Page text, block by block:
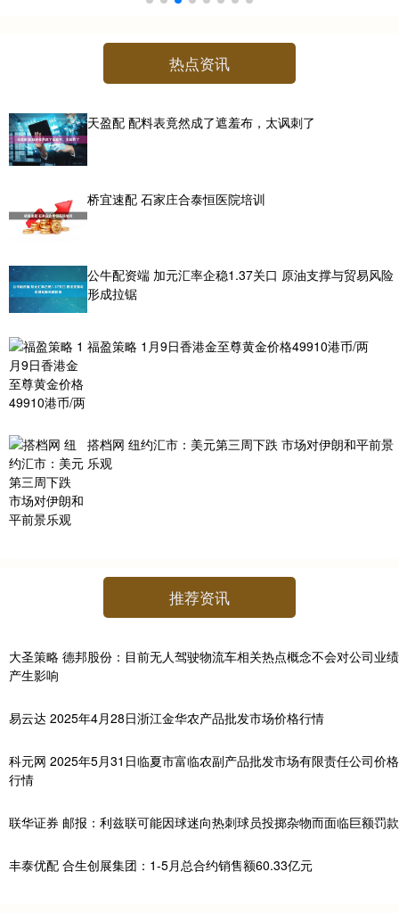
热点资讯
天盈配 配料表竟然成了遮羞布，太讽刺了
桥宜速配 石家庄合泰恒医院培训
公牛配资端 加元汇率企稳1.37关口 原油支撑与贸易风险
形成拉锯
福盈策略 1月9日香港金至尊黄金价格49910港币/两
搭档网 纽约汇市：美元第三周下跌 市场对伊朗和平前景
乐观
推荐资讯
大圣策略 德邦股份：目前无人驾驶物流车相关热点概念不会对公司业绩
产生影响
易云达 2025年4月28日浙江金华农产品批发市场价格行情
科元网 2025年5月31日临夏市富临农副产品批发市场有限责任公司价格
行情
联华证券 邮报：利兹联可能因球迷向热刺球员投掷杂物而面临巨额罚款
丰泰优配 合生创展集团：1-5月总合约销售额60.33亿元